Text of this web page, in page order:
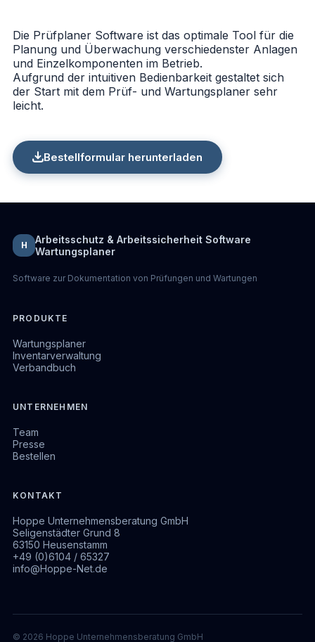
Die Prüfplaner Software ist das optimale Tool für die
Planung und Überwachung verschiedenster Anlagen
und Einzelkomponenten im Betrieb.
Aufgrund der intuitiven Bedienbarkeit gestaltet sich
der Start mit dem Prüf- und Wartungsplaner sehr
leicht.
Bestellformular herunterladen
H
Arbeitsschutz & Arbeitssicherheit Software
Wartungsplaner
Software zur Dokumentation von Prüfungen und Wartungen
PRODUKTE
Wartungsplaner
Inventarverwaltung
Verbandbuch
UNTERNEHMEN
Team
Presse
Bestellen
KONTAKT
Hoppe Unternehmensberatung GmbH
Seligenstädter Grund 8
63150 Heusenstamm
+49 (0)6104 / 65327
info@Hoppe-Net.de
© 2026 Hoppe Unternehmensberatung GmbH